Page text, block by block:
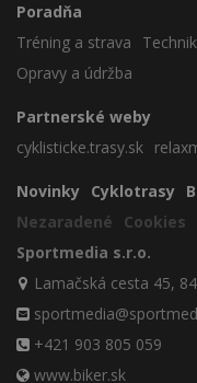
Poradňa
Tréning a strava
Opravy a údržba
Partnerské weby
cyklisticke.trasy.sk
Novinky Cyklotrasy
Nezaradené
Cookies
Sportmedia s.r.o.
Lamačská cesta 45,
+421 903 805 059
www.biker.sk